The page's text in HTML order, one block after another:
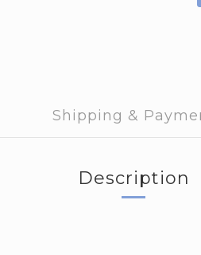
Shipping &
Description